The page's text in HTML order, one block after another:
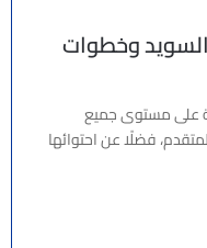
وخطوات
على مستوى جميع
فضلًا عن احتوائها